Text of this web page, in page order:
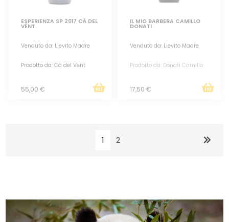
ESPERIENZA SP 2017 CÀ DEL
VÉNT
Venduto da: Lievito Madre
Prodotto da: Cà del Vent
55,00 €
IL MIO BARBERA CAMILLO
DONATI
Venduto da: Lievito Madre
Prodotto da: Donati Camillo
17,50 €
1 2